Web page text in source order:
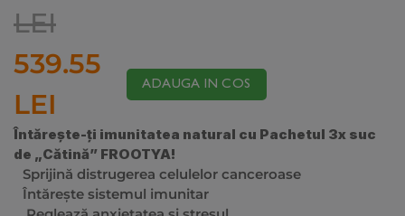
LEI
539.55
LEI
ADAUGA IN COS
Întărește-ți imunitatea natural cu Pachetul 3x suc
de „Cătină” FROOTYA!
Sprijină distrugerea celulelor canceroase
Întărește sistemul imunitar